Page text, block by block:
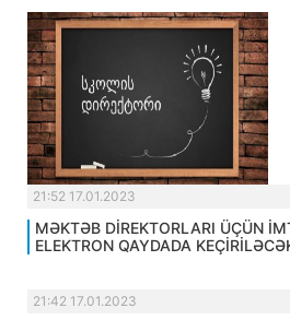
21:52 17.01.2023
MƏKTƏB DİREKTORLARI ÜÇÜN
ELEKTRON QAYDADA
21:42 17.01.2023